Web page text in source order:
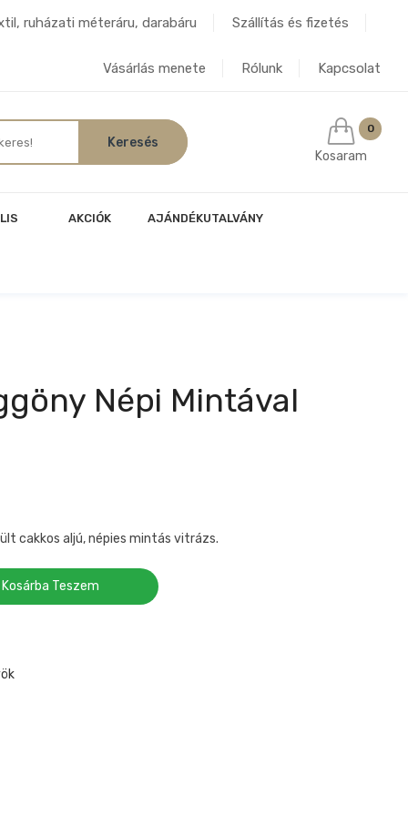
ruházati méteráru, darabáru Szállítás és fizetés
Vásárlás menete Rólunk Kapcsolat
0
Kosaram
AKCIÓK AJÁNDÉKUTALVÁNY
Népi Mintával
cakkos aljú, népies mintás vitrázs.
Kosárba Teszem